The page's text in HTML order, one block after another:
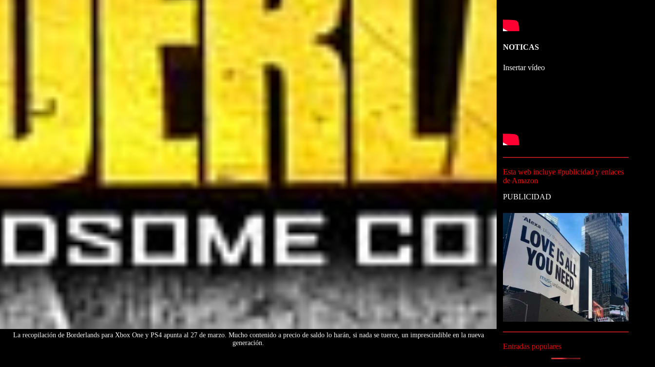
La recopilación de Borderlands para Xbox One y PS4 apunta al 27 de marzo. Mucho contenido a precio de saldo lo harán, si nada se tuerce, un imprescindible en la nueva
generación.
NOTICAS
Insertar vídeo
Esta web incluye #publicidad y enlaces
de Amazon
PUBLICIDAD
Entradas populares